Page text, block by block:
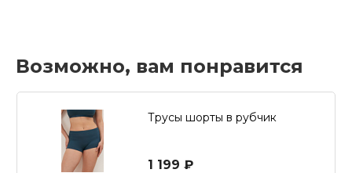
Возможно, вам понравится
Трусы шорты в рубчик
1 199 ₽